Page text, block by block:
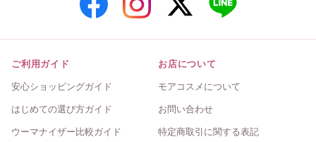
ご利用ガイド
安心ショッピングガイド
はじめての選び方ガイド
ウーマナイザー比較ガイド
お店について
モアコスメについて
お問い合わせ
特定商取引に関する表記